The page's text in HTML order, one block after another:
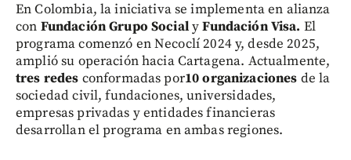
En Colombia, la iniciativa se implementa en alianza
con Fundación Grupo SocialyFundación Visa. El
programa comenzó en Necoclí2024 y, desde 2025,
amplió su operación hacia Cartagena. Actualmente,
tres redes conformadas por10 organizaciones de la
sociedad civil, fundaciones, universidades,
empresas privadas y entidades financieras
desarrollan el programa en ambas regiones.